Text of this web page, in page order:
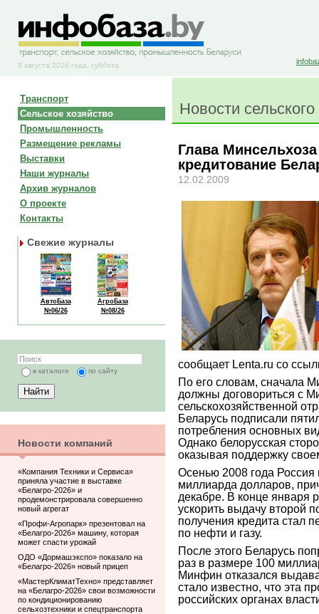
8 августа 2026 года, суббота
Транспорт
Сельское хозяйство
Промышленность
Размещение рекламы
Выставки
Наши журналы
Архив журналов
О проекте
Контакты
Свежие журналы
АвтоБаза
№06/26
АгроБаза
№08/26
в каталоге по сайту
Новости компаний
«Компания Техники и Сервиса»
приняла участие в выставке
«Белагро-2026» и
продемонстрировала совершенно
новый агрегат
«Профи-Агропарк» презентовал на
«Белагро-2026» машину, которая
может спасти урожай
ОДО «Дормашэкспо» показало на
«Белагро-2026» новый прицеп
«МастерКлиматТехно» представляет
на «Белагро-2026» свои возможности
по кондиционированию
сельхозтехники и спецтранспорта
Новости
Глава
кредитование
12.02.2009
сообщает Lenta.ru со
По его словам, сначала
должны договориться с
сельскохозяйственной
Беларусь подписали
потребления основных
Однако белорусская
оказывая поддержку
Осенью 2008 года Россия
миллиарда долларов,
декабре. В конце января
ускорить выдачу второй
получения кредита стал
по нефти и газу.
После этого Беларусь
раз в размере 100
Минфин отказался
стало известно, что эта
российских органах